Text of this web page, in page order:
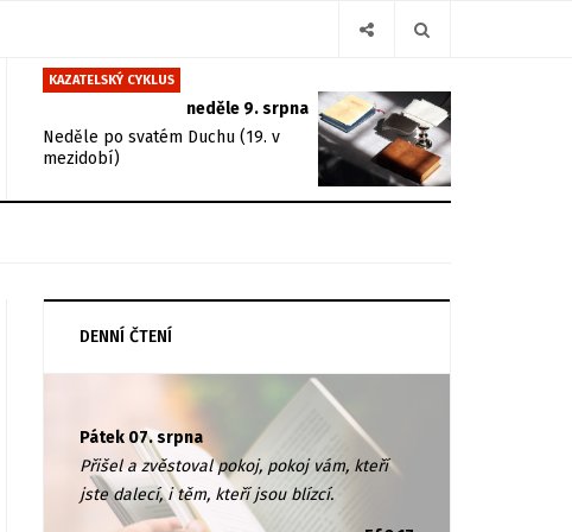
KAZATELSKÝ CYKLUS
neděle 9. srpna
Neděle po svatém Duchu (19. v
mezidobí)
DENNÍ ČTENÍ
Pátek 07. srpna
Přišel a zvěstoval pokoj, pokoj vám, kteří
jste dalecí, i těm, kteří jsou blízcí.